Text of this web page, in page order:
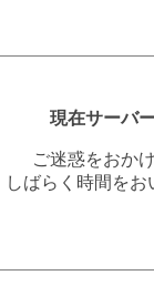
現在サーバ
ご迷惑をおか
しばらく時間を